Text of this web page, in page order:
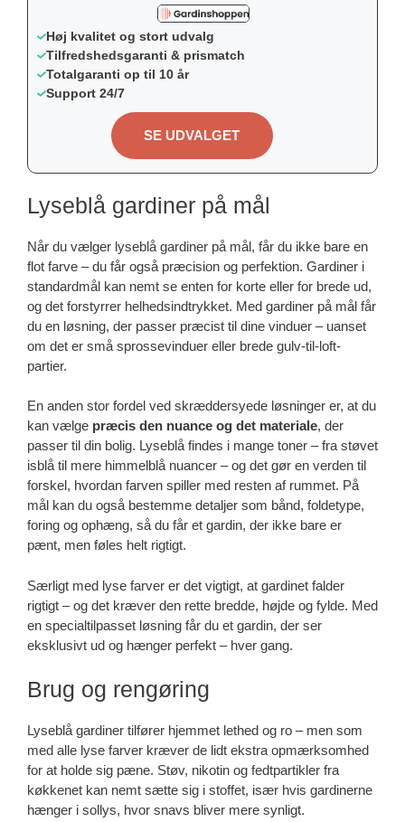
Høj kvalitet og stort udvalg
Tilfredshedsgaranti & prismatch
Totalgaranti op til 10 år
Support 24/7
SE UDVALGET
Lyseblå gardiner på mål
Når du vælger lyseblå gardiner på mål, får du ikke bare en
flot farve – du får også præcision og perfektion. Gardiner i
standardmål kan nemt se enten for korte eller for brede ud,
og det forstyrrer helhedsindtrykket. Med gardiner på mål får
du en løsning, der passer præcist til dine vinduer – uanset
om det er små sprossevinduer eller brede gulv-til-loft-
partier.
En anden stor fordel ved skræddersyede løsninger er, at du
kan vælge præcis den nuance og det materiale, der
passer til din bolig. Lyseblå findes i mange toner – fra støvet
isblå til mere himmelblå nuancer – og det gør en verden til
forskel, hvordan farven spiller med resten af rummet. På
mål kan du også bestemme detaljer som bånd, foldetype,
foring og ophæng, så du får et gardin, der ikke bare er
pænt, men føles helt rigtigt.
Særligt med lyse farver er det vigtigt, at gardinet falder
rigtigt – og det kræver den rette bredde, højde og fylde. Med
en specialtilpasset løsning får du et gardin, der ser
eksklusivt ud og hænger perfekt – hver gang.
Brug og rengøring
Lyseblå gardiner tilfører hjemmet lethed og ro – men som
med alle lyse farver kræver de lidt ekstra opmærksomhed
for at holde sig pæne. Støv, nikotin og fedtpartikler fra
køkkenet kan nemt sætte sig i stoffet, især hvis gardinerne
hænger i sollys, hvor snavs bliver mere synligt.